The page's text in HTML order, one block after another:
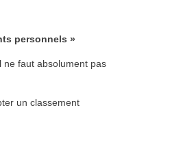
personnels »
ne faut absolument pas
un classement